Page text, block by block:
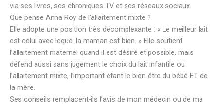
via ses livres, ses chroniques TV et ses réseaux sociaux.
Que pense Anna Roy de l’allaitement mixte ?
Elle adopte une position très décomplexante : « Le meilleur lait
est celui avec lequel la maman est bien. » Elle soutient
l’allaitement maternel quand il est désiré et possible, mais
défend aussi sans jugement le choix du lait infantile ou
l’allaitement mixte, l’important étant le bien-être du bébé ET de
la mère.
Ses conseils remplacent-ils l’avis de mon médecin ou de ma